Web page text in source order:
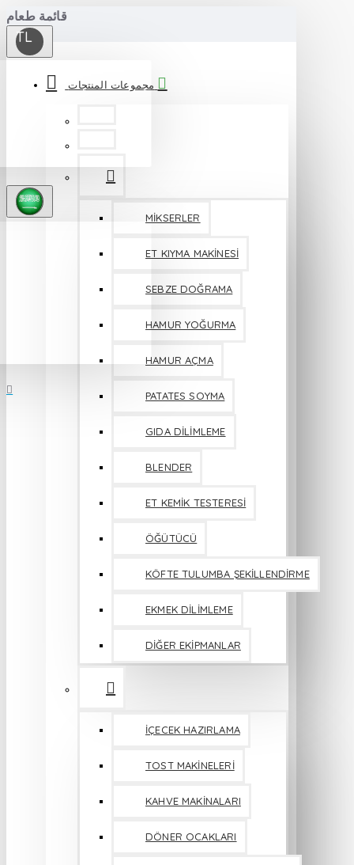
قائمة طعام
TL
مجموعات المنتجات
MİKSERLER
ET KIYMA MAKİNESİ
SEBZE DOĞRAMA
HAMUR YOĞURMA
HAMUR AÇMA
PATATES SOYMA
GIDA DİLİMLEME
BLENDER
ET KEMİK TESTERESİ
ÖĞÜTÜCÜ
KÖFTE TULUMBA ŞEKİLLENDİRME
EKMEK DİLİMLEME
DİĞER EKİPMANLAR
İÇECEK HAZIRLAMA
TOST MAKİNELERİ
KAHVE MAKİNALARI
DÖNER OCAKLARI